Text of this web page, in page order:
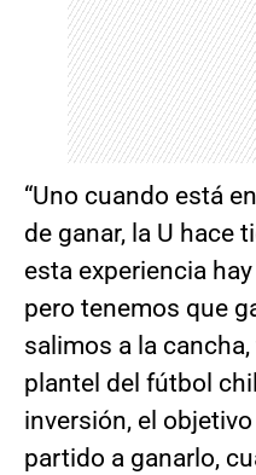
“Uno cuando está
de ganar, la U hace
esta experiencia
pero tenemos que
salimos a la
plantel del fútbol
inversión, el
partido a ganarlo,